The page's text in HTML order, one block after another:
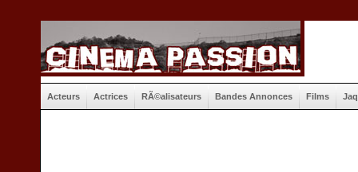
Acteurs Actrices RÃ©alisateurs Bandes Annonces Films